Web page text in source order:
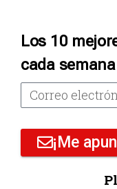
Los 10
cada
¡Me